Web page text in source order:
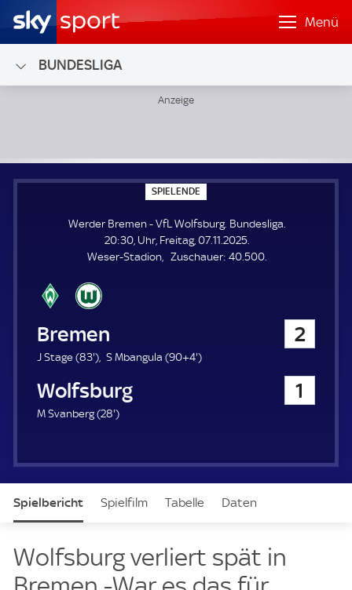
Menü
BUNDESLIGA
SPIELENDE
P
E
L
E
N
Werder Bremen - VfL Wolfsburg. Bundesliga.
20:30, Uhr, Freitag, 07.11.2025.
Weser-Stadion
Zuschauer: Z
40.500.
Werder Bremen 2
J Stage (83'8
.
i
t
e
) S Mbangula (90+4'9
t
e
)
VfL Wolfsburg 1
M Svanberg (28'2
u
)
Spielbericht Spielfilm Tabelle Daten
Wolfsburg verliert spät in